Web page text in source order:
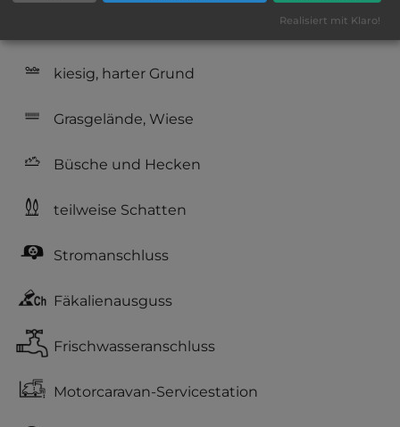
kiesig, harter Grund
Grasgelände, Wiese
Büsche und Hecken
teilweise Schatten
Stromanschluss
Fäkalienausguss
Frischwasseranschluss
Motorcaravan-Servicestation
Realisiert mit Klaro!